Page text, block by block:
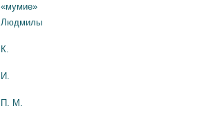
Людмилы
П. М.